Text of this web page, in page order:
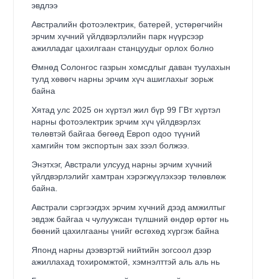
эвдлээ
Австралийн фотоэлектрик, батерей, устөрөгчийн
эрчим хүчний үйлдвэрлэлийн парк нүүрсээр
ажилладаг цахилгаан станцуудыг орлох болно
Өмнөд Солонгос газрын хомсдлыг даван туулахын
тулд хөвөгч нарны эрчим хүч ашиглахыг зорьж
байна
Хятад улс 2025 он хүртэл жил бүр 99 ГВт хүртэл
нарны фотоэлектрик эрчим хүч үйлдвэрлэх
төлөвтэй байгаа бөгөөд Европ одоо түүний
хамгийн том экспортын зах зээл болжээ.
Энэтхэг, Австрали улсууд нарны эрчим хүчний
үйлдвэрлэлийг хамтран хэрэгжүүлэхээр төлөвлөж
байна.
Австрали сэргээгдэх эрчим хүчний дээд амжилтыг
эвдэж байгаа ч чулуужсан түлшний өндөр өртөг нь
бөөний цахилгааны үнийг өсгөхөд хүргэж байна
Японд нарны дээвэртэй нийтийн зогсоол дээр
ажиллахад тохиромжтой, хэмнэлттэй аль аль нь